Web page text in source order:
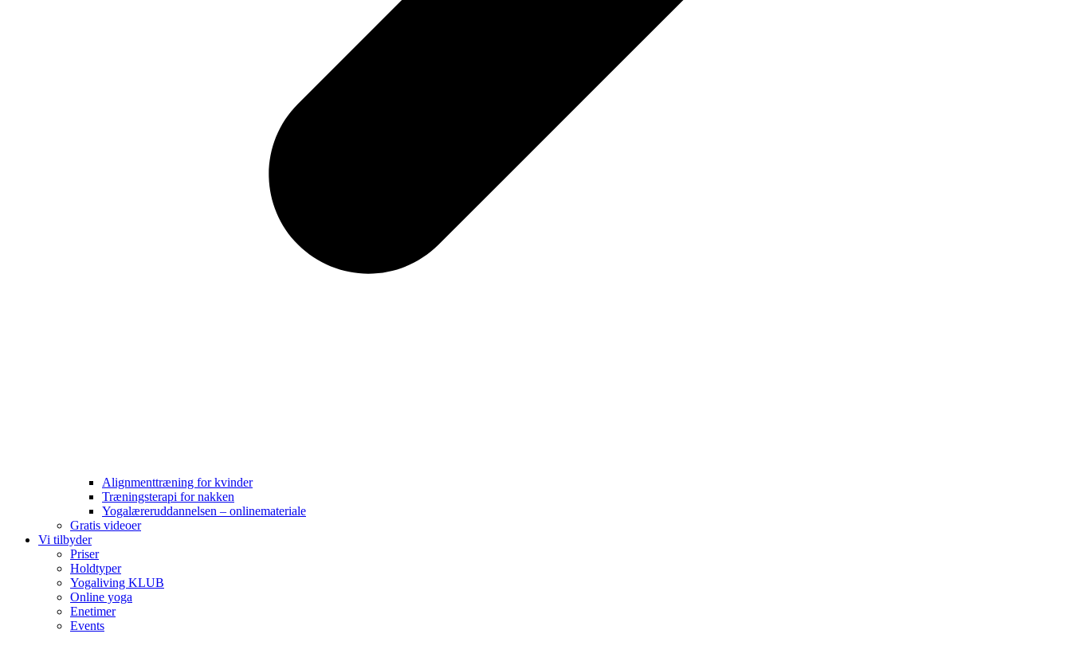
Alignmenttræning for kvinder
Træningsterapi for nakken
Yogalæreruddannelsen – onlinemateriale
Gratis videoer
Vi tilbyder
Priser
Holdtyper
Yogaliving KLUB
Online yoga
Enetimer
Events